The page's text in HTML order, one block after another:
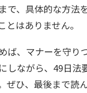
で、具体的な方法
とはありません。
ば、マナーを守り
しながら、49日法
ぜひ、最後まで読